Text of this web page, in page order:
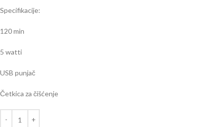
Specifikacije:
120 min
5 watti
USB punjač
Četkica za čišćenje